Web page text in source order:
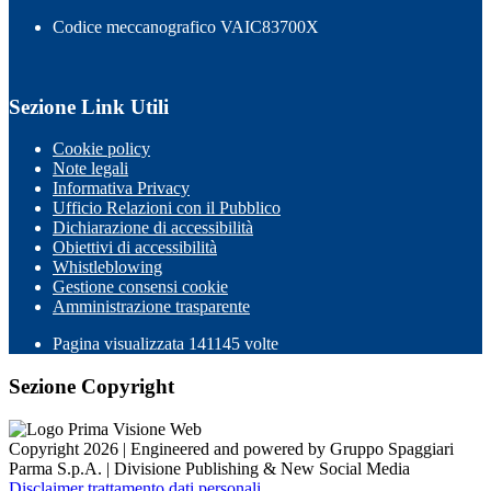
Codice meccanografico VAIC83700X
Sezione Link Utili
Cookie policy
Note legali
Informativa Privacy
Ufficio Relazioni con il Pubblico
Dichiarazione di accessibilità
Obiettivi di accessibilità
Whistleblowing
Gestione consensi cookie
Amministrazione trasparente
Pagina visualizzata 141145 volte
Sezione Copyright
Copyright 2026 | Engineered and powered by Gruppo Spaggiari
Parma S.p.A. | Divisione Publishing & New Social Media